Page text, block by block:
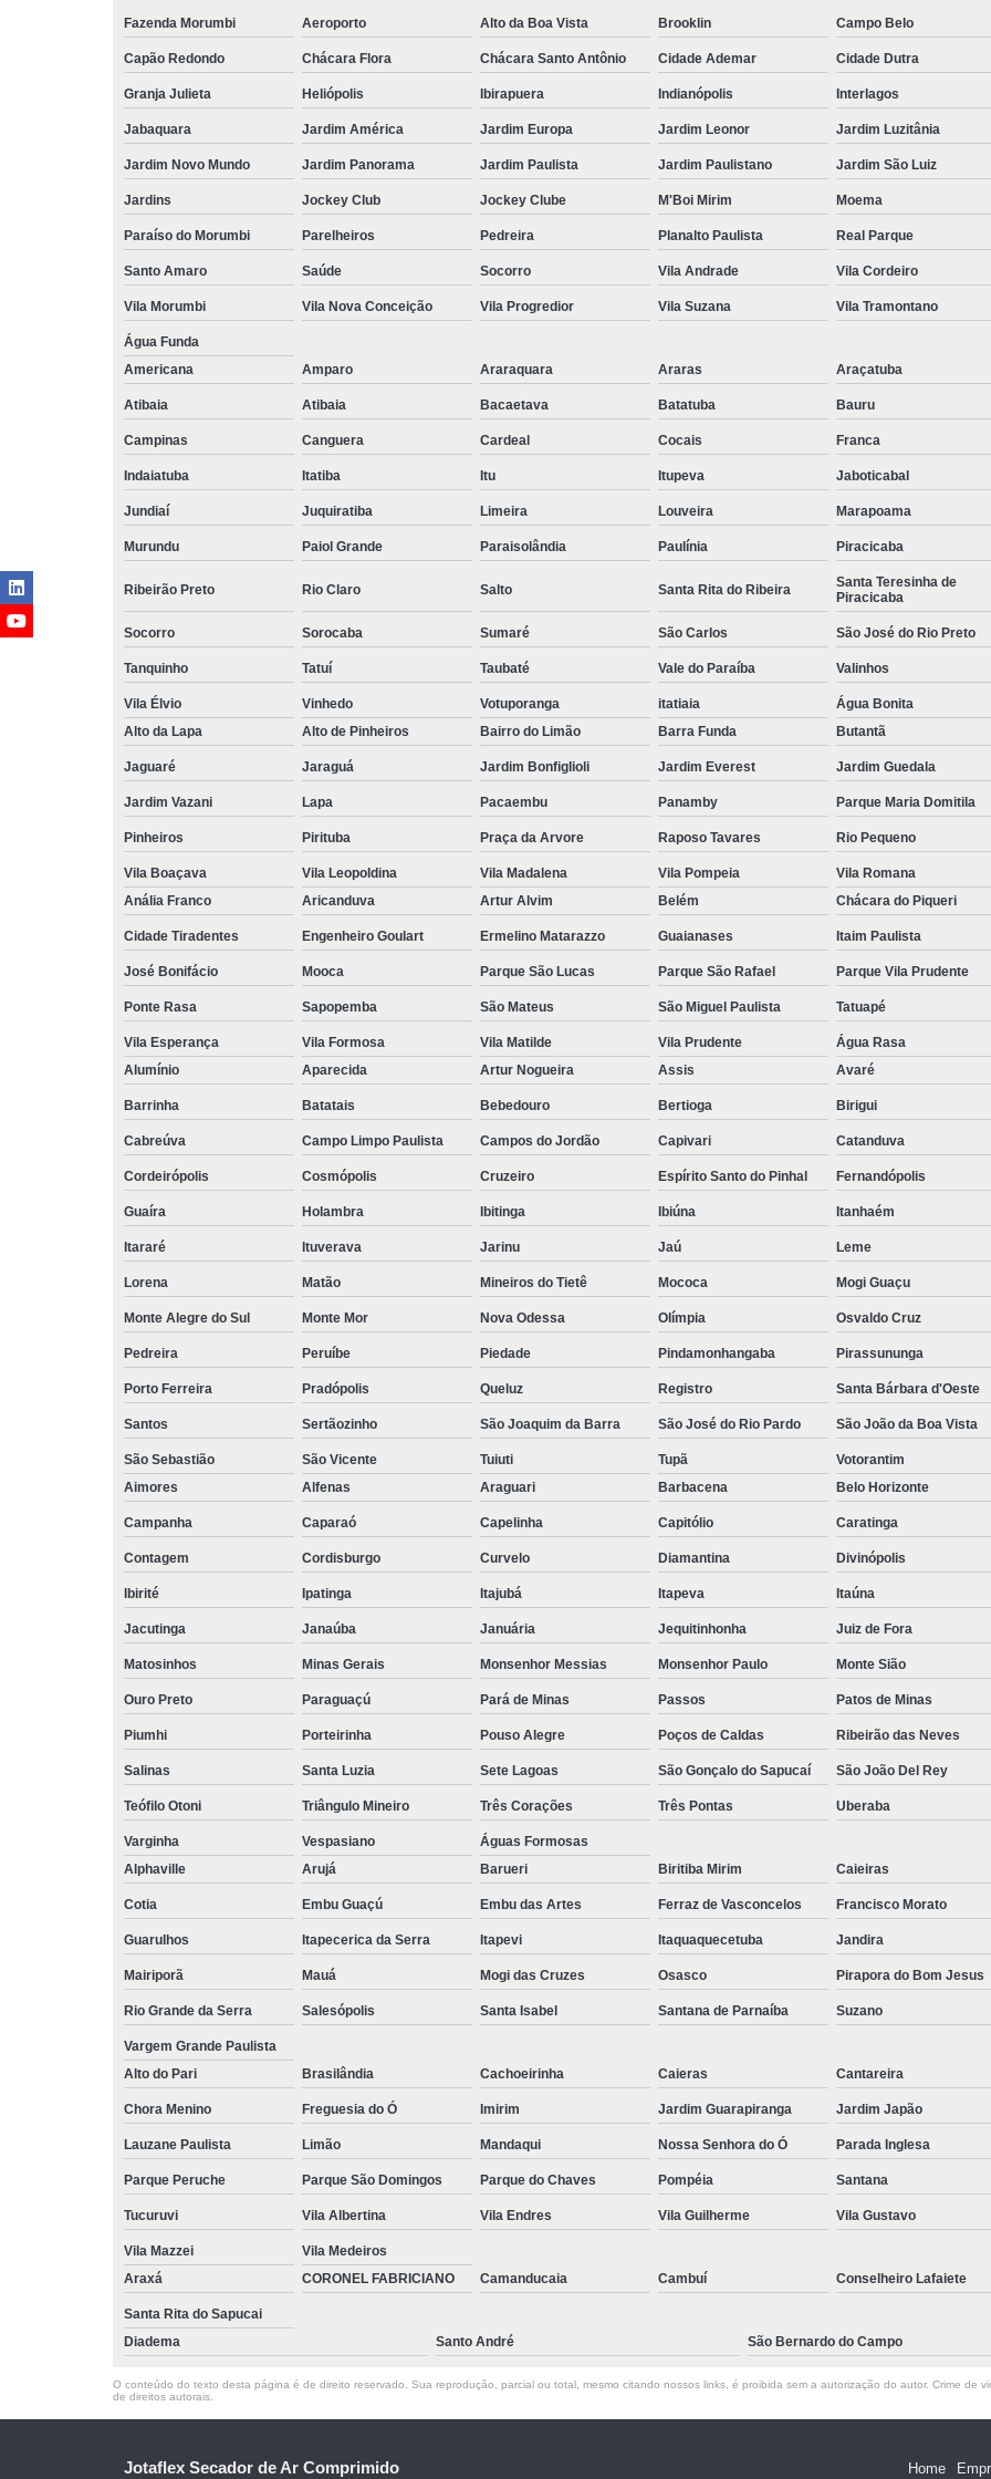
Tratamento de Ar Comprimido
Tratamento do Ar Comprimido
Unidade de Tratamento de Ar
Tubo de Alumínio de Ar
Tubo de Alumínio para Rede de Ar
Tubo em Alumínio para Ar
Tubulação em Alumínio
Tubulação em
Tubulação em
Tubulação em Alumínio
Tubulação para Ar Comprimido
Fazenda Morumbi Aeroporto Alto da Boa Vista Brooklin Campo Belo
Capão Redondo Chácara Flora Chácara Santo Antônio Cidade Ademar Cidade Dutra
Granja Julieta Heliópolis Ibirapuera Indianópolis Interlagos
Jabaquara Jardim América Jardim Europa Jardim Leonor Jardim Luzitânia
Jardim Novo Mundo Jardim Panorama Jardim Paulista Jardim Paulistano Jardim São Luiz
Jardins Jockey Club Jockey Clube M'Boi Mirim Moema
Paraíso do Morumbi Parelheiros Pedreira Planalto Paulista Real Parque
Santo Amaro Saúde Socorro Vila Andrade Vila Cordeiro
Vila Morumbi Vila Nova Conceição Vila Progredior Vila Suzana Vila Tramontano
Água Funda
Americana
Amparo Araraquara Araras Araçatuba
Atibaia Atibaia Bacaetava Batatuba Bauru
Campinas Canguera Cardeal Cocais Franca
Indaiatuba Itatiba Itu Itupeva Jaboticabal
Jundiaí Juquiratiba Limeira Louveira Marapoama
Murundu Paiol Grande Paraisolândia Paulínia Piracicaba
Ribeirão Preto Rio Claro Salto Santa Rita do Ribeira
Santa Teresinha de
Piracicaba
Socorro Sorocaba Sumaré São Carlos São José do Rio Preto
Tanquinho Tatuí Taubaté Vale do Paraíba Valinhos
Vila Élvio Vinhedo Votuporanga itatiaia Água Bonita
Alto da Lapa
Alto de Pinheiros Bairro do Limão Barra Funda Butantã
Jaguaré Jaraguá Jardim Bonfiglioli Jardim Everest Jardim Guedala
Jardim Vazani Lapa Pacaembu Panamby Parque Maria Domitila
Pinheiros Pirituba Praça da Arvore Raposo Tavares Rio Pequeno
Vila Boaçava Vila Leopoldina Vila Madalena Vila Pompeia Vila Romana
Anália Franco
Aricanduva Artur Alvim Belém Chácara do Piqueri
Cidade Tiradentes Engenheiro Goulart Ermelino Matarazzo Guaianases Itaim Paulista
José Bonifácio Mooca Parque São Lucas Parque São Rafael Parque Vila Prudente
Ponte Rasa Sapopemba São Mateus São Miguel Paulista Tatuapé
Vila Esperança Vila Formosa Vila Matilde Vila Prudente
Água Rasa
Alumínio
Aparecida Artur Nogueira Assis Avaré
Barrinha Batatais Bebedouro Bertioga Birigui
Cabreúva Campo Limpo Paulista Campos do Jordão Capivari Catanduva
Cordeirópolis Cosmópolis Cruzeiro Espírito Santo do Pinhal Fernandópolis
Guaíra Holambra Ibitinga Ibiúna Itanhaém
Itararé Ituverava Jarinu Jaú Leme
Lorena Matão Mineiros do Tietê Mococa Mogi Guaçu
Monte Alegre do Sul Monte Mor Nova Odessa Olímpia Osvaldo Cruz
Pedreira Peruíbe Piedade Pindamonhangaba Pirassununga
Porto Ferreira Pradópolis Queluz Registro Santa Bárbara d'Oeste
Santos Sertãozinho São Joaquim da Barra São José do Rio Pardo São João da Boa Vista
São Sebastião São Vicente Tuiuti Tupã Votorantim
Aimores
Alfenas Araguari Barbacena Belo Horizonte
Campanha Caparaó Capelinha Capitólio Caratinga
Contagem Cordisburgo Curvelo Diamantina Divinópolis
Ibirité Ipatinga Itajubá Itapeva Itaúna
Jacutinga Janaúba Januária Jequitinhonha Juiz de Fora
Matosinhos Minas Gerais Monsenhor Messias Monsenhor Paulo Monte Sião
Ouro Preto Paraguaçú Pará de Minas Passos Patos de Minas
Piumhi Porteirinha Pouso Alegre Poços de Caldas Ribeirão das Neves
Salinas Santa Luzia Sete Lagoas São Gonçalo do Sapucaí São João Del Rey
Teófilo Otoni Triângulo Mineiro Três Corações Três Pontas Uberaba
Varginha Vespasiano
Águas Formosas
Alphaville
Arujá Barueri Biritiba Mirim Caieiras
Cotia Embu Guaçú Embu das Artes Ferraz de Vasconcelos Francisco Morato
Guarulhos Itapecerica da Serra Itapevi Itaquaquecetuba Jandira
Mairiporã Mauá Mogi das Cruzes Osasco Pirapora do Bom Jesus
Rio Grande da Serra Salesópolis Santa Isabel Santana de Parnaíba Suzano
Vargem Grande Paulista
Alto do Pari
Brasilândia Cachoeirinha Caieras Cantareira
Chora Menino Freguesia do Ó Imirim Jardim Guarapiranga Jardim Japão
Lauzane Paulista Limão Mandaqui Nossa Senhora do Ó Parada Inglesa
Parque Peruche Parque São Domingos Parque do Chaves Pompéia Santana
Tucuruvi Vila Albertina Vila Endres Vila Guilherme Vila Gustavo
Vila Mazzei
Vila Medeiros
Araxá
CORONEL FABRICIANO Camanducaia Cambuí Conselheiro Lafaiete
Santa Rita do Sapucai
Diadema
Santo André São Bernardo do Campo
O conteúdo do texto desta página é de direito reservado. Sua reprodução, parcial ou total, mesmo citando nossos links, é proibida sem a autorização do autor. Crime de
de direitos autorais
Jotaflex Secador de Ar Comprimido Home